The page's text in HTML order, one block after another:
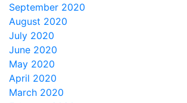
September 2020
August 2020
July 2020
June 2020
May 2020
April 2020
March 2020